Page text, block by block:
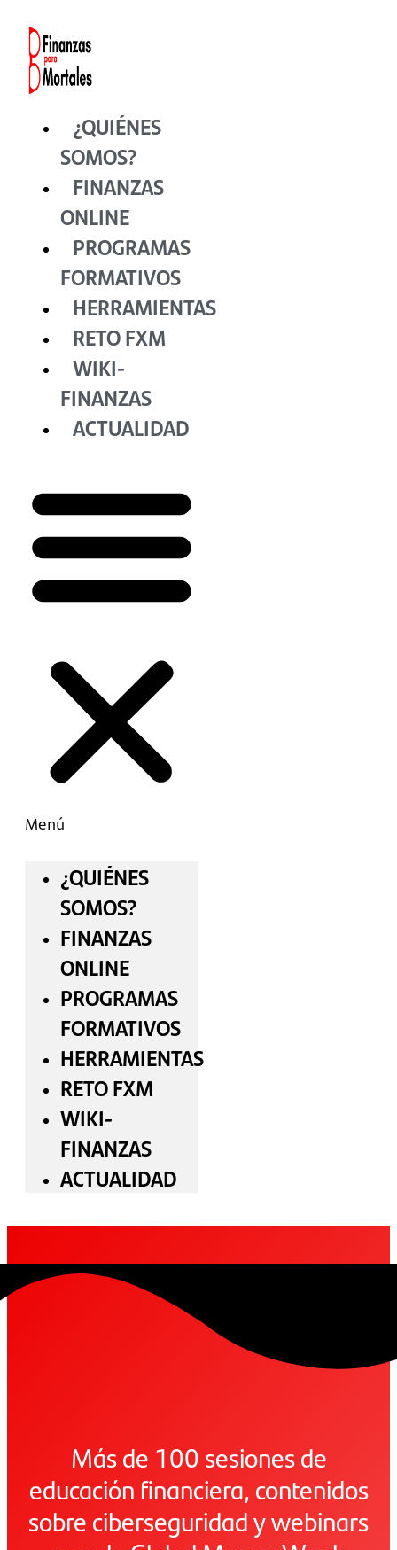
contenido
¿QUIÉNES
SOMOS?
FINANZAS
ONLINE
PROGRAMAS
FORMATIVOS
HERRAMIENTAS
RETO FXM
WIKI-
FINANZAS
ACTUALIDAD
Menú
¿QUIÉNES
SOMOS?
FINANZAS
ONLINE
PROGRAMAS
FORMATIVOS
HERRAMIENTAS
RETO FXM
WIKI-
FINANZAS
ACTUALIDAD
Más de 100 sesiones de
educación financiera, contenidos
sobre ciberseguridad y webinars